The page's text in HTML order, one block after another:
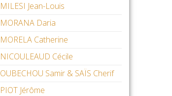
MILESI Jean-Louis
MORANA Daria
MORELA Catherine
NICOULEAUD Cécile
OUBECHOU Samir & SAÏS Cherif
PIOT Jérôme